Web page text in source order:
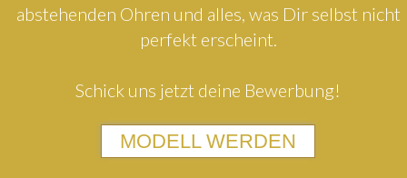
abstehenden Ohren und alles, was Dir selbst nicht
perfekt erscheint.
Schick uns jetzt deine Bewerbung!
MODELL WERDEN